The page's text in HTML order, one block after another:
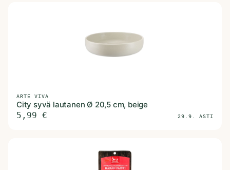
ARTE VIVA
City syvä lautanen Ø 20,5 cm, beige
5,99 € 29.9. ASTI